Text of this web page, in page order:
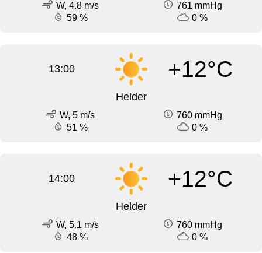
W, 4.8 m/s
761 mmHg
59 %
0 %
13:00 +12°C
Helder
W, 5 m/s
760 mmHg
51 %
0 %
14:00 +12°C
Helder
W, 5.1 m/s
760 mmHg
48 %
0 %